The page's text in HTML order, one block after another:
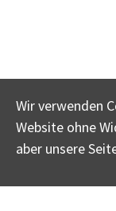
Wir verwenden
Website ohne
aber unsere